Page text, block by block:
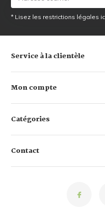
* Lisez les restrictions légales
Service à la clientèle
Mon compte
Catégories
Contact